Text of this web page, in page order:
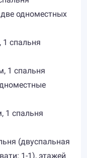
одноместных
1 спальня
1 спальня
1 спальня
(двуспальная
1-1), этажей